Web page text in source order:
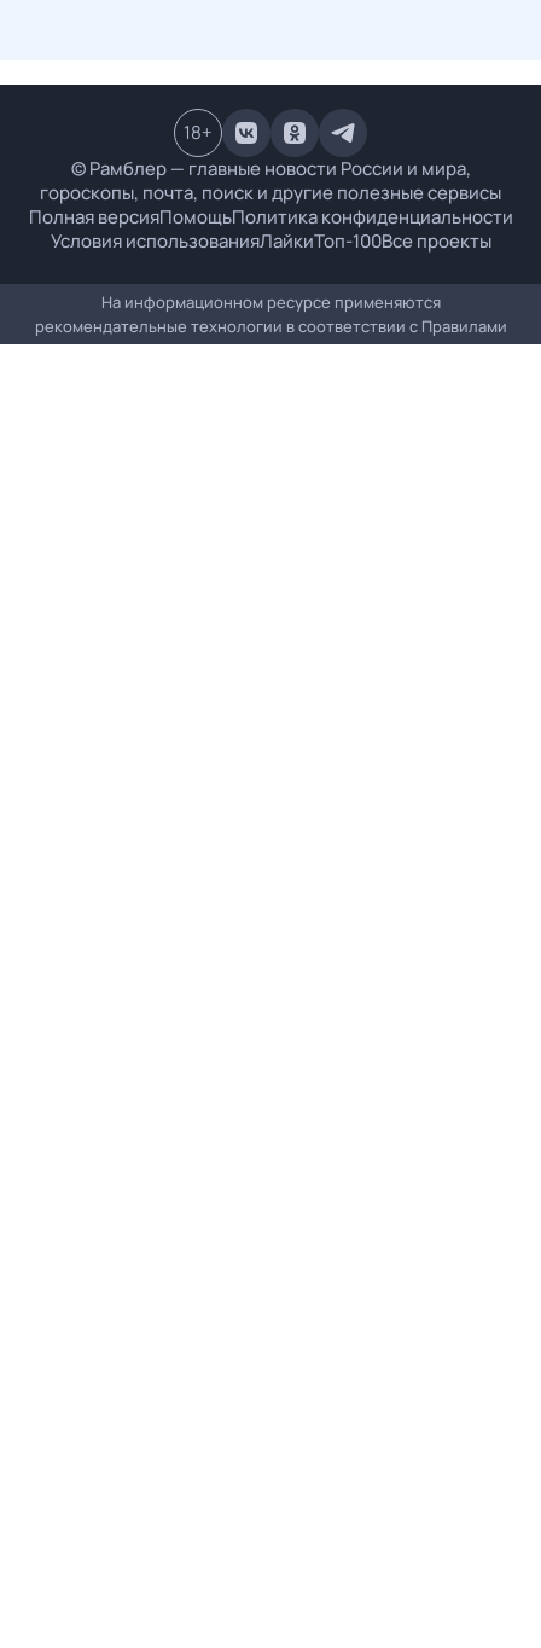
© Рамблер — главные новости России и мира,
гороскопы, почта, поиск и другие полезные сервисы
Полная версияПомощьПолитика конфиденциальности
Условия использованияЛайкиТоп-100Все проекты
18+
На информационном ресурсе применяются
рекомендательные технологии в соответствии с Правилами